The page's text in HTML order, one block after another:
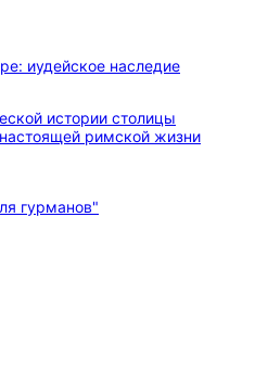
иудейское наследие
истории столицы
римской жизни